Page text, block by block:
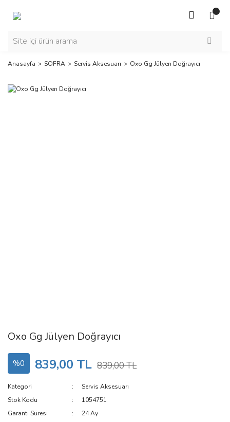
Anasayfa SOFRA Servis Aksesuarı Oxo Gg Jülyen Doğrayıcı
Oxo Gg Jülyen Doğrayıcı
%0 839,00 TL 839,00 TL
Kategori
Servis Aksesuarı
Stok Kodu
1054751
Garanti Süresi
24 Ay